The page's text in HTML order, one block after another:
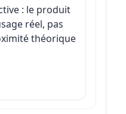
: le produit
réel, pas
théorique